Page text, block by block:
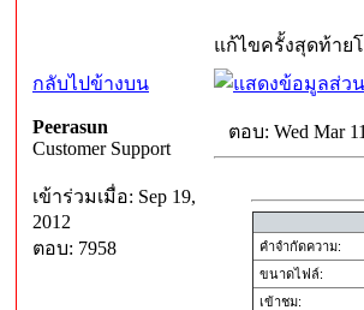
แก้ไขครั้งสุดท้ายโ
กลับไปข้างบน
Peerasun
Customer Support
เข้าร่วมเมื่อ: Sep 19,
2012
ตอบ: 7958
ตอบ: Wed Mar
คำจำกัดความ:
ขนาดไฟล์:
เข้าชม: